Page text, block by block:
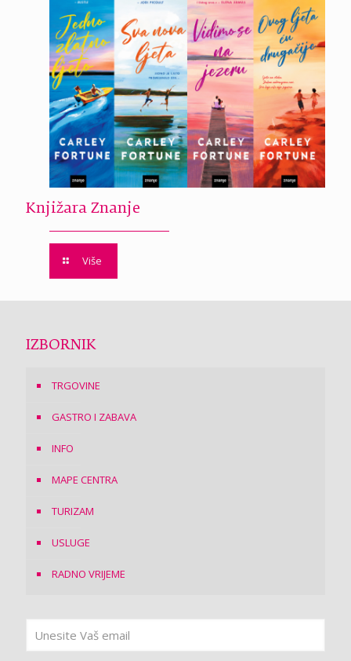
Knjižara Znanje
Više
IZBORNIK
TRGOVINE
GASTRO I ZABAVA
INFO
MAPE CENTRA
TURIZAM
USLUGE
RADNO VRIJEME